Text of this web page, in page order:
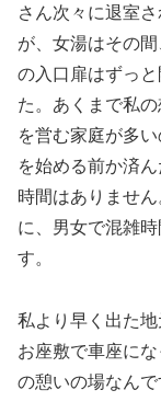
さん次々に退室
が、女湯はその
の入口扉はずっ
た。あくまで私
を営む家庭が多
を始める前か済
時間はありませ
に、男女で混雑
す。
私より早く出た
お座敷で車座に
の憩いの場なんで